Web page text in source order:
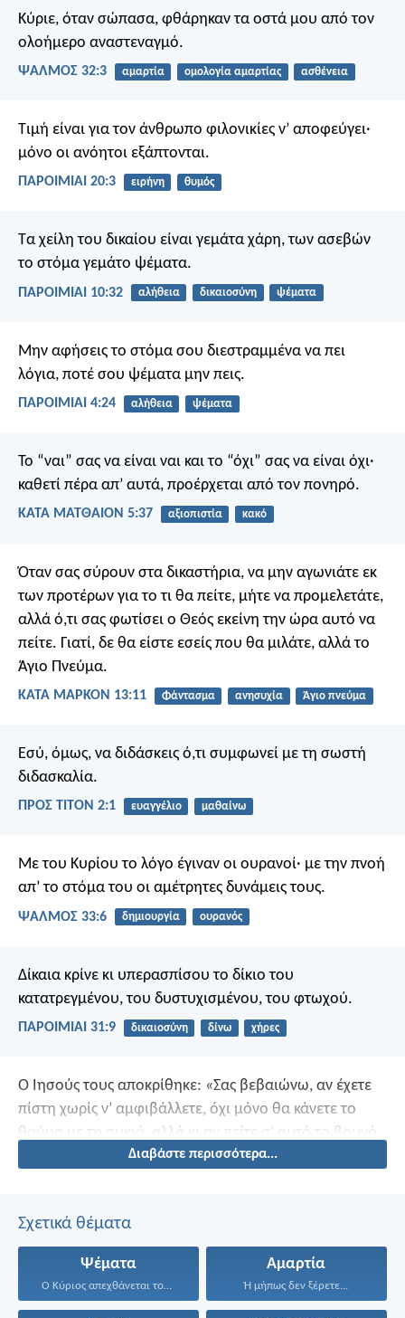
Κύριε, όταν σώπασα, φθάρηκαν τα οστά μου από τον
ολοήμερο αναστεναγμό.
ΨΑΛΜΌΣ 32:3 αμαρτία ομολογία αμαρτίας ασθένεια
Τιμή είναι για τον άνθρωπο φιλονικίες ν’ αποφεύγει·
μόνο οι ανόητοι εξάπτονται.
ΠΑΡΟΙΜΙΑΙ 20:3 ειρήνη θυμός
Τα χείλη του δικαίου είναι γεμάτα χάρη,των ασεβών
το στόμα γεμάτο ψέματα.
ΠΑΡΟΙΜΙΑΙ 10:32 αλήθεια δικαιοσύνη ψέματα
Μην αφήσεις το στόμα σου διεστραμμένα να πει
λόγια, ποτέ σου ψέματα μην πεις.
ΠΑΡΟΙΜΙΑΙ 4:24 αλήθεια ψέματα
Το “ναι” σας να είναι ναι και το “όχι” σας να είναι όχι·
καθετί πέρα απ’ αυτά, προέρχεται από τον πονηρό.
ΚΑΤΑ ΜΑΤΘΑΙΟΝ 5:37 αξιοπιστία κακό
Όταν σας σύρουν στα δικαστήρια, να μην αγωνιάτε εκ
των προτέρων για το τι θα πείτε, μήτε να προμελετάτε,
αλλά ό,τι σας φωτίσει ο Θεός εκείνη την ώρα αυτό να
πείτε. Γιατί, δε θα είστε εσείς που θα μιλάτε, αλλά το
Άγιο Πνεύμα.
ΚΑΤΑ ΜΑΡΚΟΝ 13:11 Φάντασμα ανησυχία Άγιο πνεύμα
Εσύ, όμως, να διδάσκεις ό,τι συμφωνεί με τη σωστή
διδασκαλία.
ΠΡΟΣ ΤΙΤΟΝ 2:1 ευαγγέλιο μαθαίνω
Με του Κυρίου το λόγο έγιναν οι ουρανοί· με την πνοή
απ’ το στόμα του οι αμέτρητες δυνάμεις τους.
ΨΑΛΜΌΣ 33:6 δημιουργία ουρανός
Δίκαια κρίνε κι υπερασπίσου το δίκιο του
κατατρεγμένου,του δυστυχισμένου, του φτωχού.
ΠΑΡΟΙΜΙΑΙ 31:9 δικαιοσύνη δίνω χήρες
Ο Ιησούς τους αποκρίθηκε: «Σας βεβαιώνω, αν έχετε
πίστη χωρίς ν’ αμφιβάλλετε, όχι μόνο θα κάνετε το
θαύμα με τη συκιά, αλλά κι αν πείτε σ’ αυτό το βουνό,
“σήκω και πέσε στη θάλασσα”, θα γίνει.»
Διαβάστε περισσότερα...
Σχετικά θέματα
Ψέματα
Ο Κύριος απεχθάνεται τους...
Αμαρτία
Ή μήπως δεν ξέρετε...